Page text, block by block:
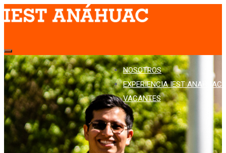
NOSOTROS
EXPERIENCIA IEST ANAHUAC
VACANTES